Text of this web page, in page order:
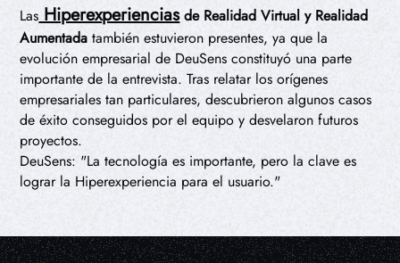
LasHiperexperienciasde Realidad Virtual y Realidad
Aumentada también estuvieron presentes, ya que la
evolución empresarial de DeuSens constituyó una parte
importante de la entrevista. Tras relatar los orígenes
empresariales tan particulares, descubrieron algunos casos
de éxito conseguidos por el equipo y desvelaron futuros
proyectos.
DeuSens: "La tecnología es importante, pero la clave es
lograr la Hiperexperiencia para el usuario."